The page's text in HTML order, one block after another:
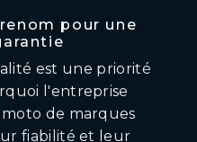
pour une
est une priorité
l'entreprise
de marques
fiabilité et leur